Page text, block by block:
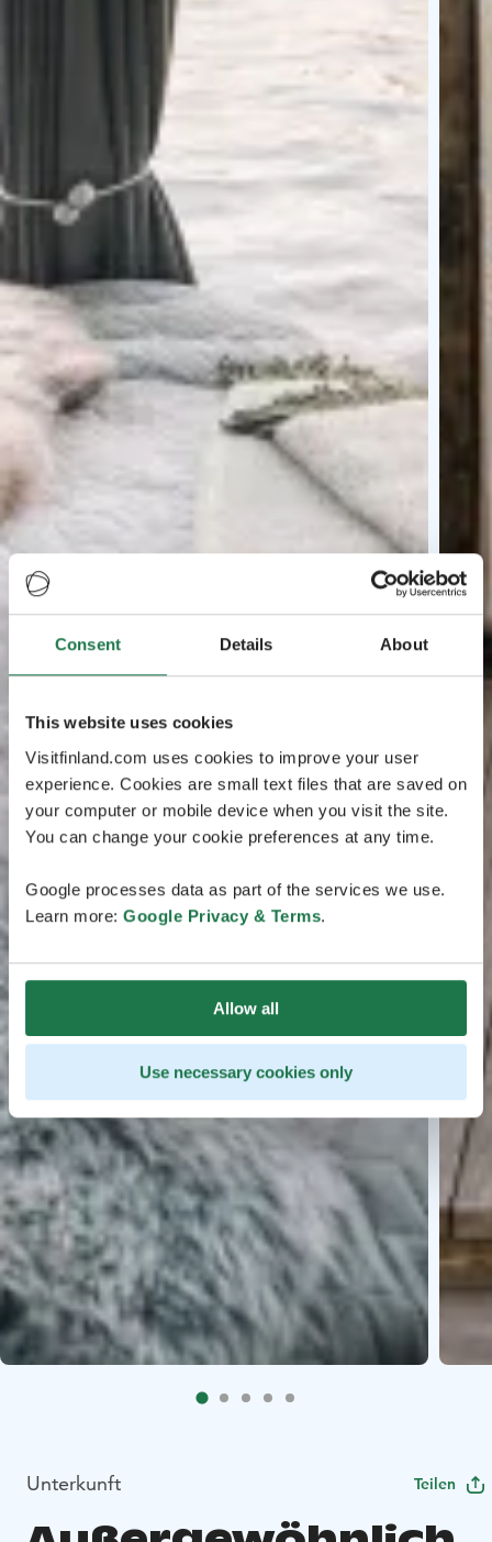
Consent Details About
This website uses cookies
Visitfinland.com uses cookies to improve your user
experience. Cookies are small text files that are saved on
your computer or mobile device when you visit the site.
You can change your cookie preferences at any time.
Google processes data as part of the services we use.
Learn more: Google Privacy & Terms.
Allow all
Use necessary cookies only
Unterkunft Teilen